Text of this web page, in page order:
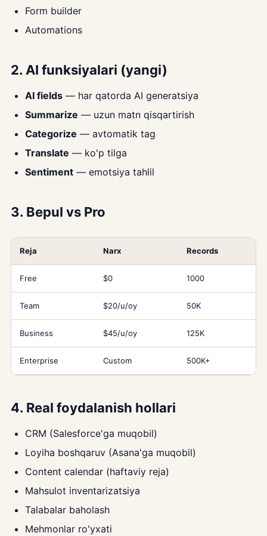
Form builder
Automations
2. AI funksiyalari (yangi)
AI fields — har qatorda AI generatsiya
Summarize — uzun matn qisqartirish
Categorize — avtomatik tag
Translate — ko'p tilga
Sentiment — emotsiya tahlil
3. Bepul vs Pro
Reja Narx Records
Free $0 1000
Team $20/u/oy 50K
Business $45/u/oy 125K
Enterprise Custom 500K+
4. Real foydalanish hollari
CRM (Salesforce'ga muqobil)
Loyiha boshqaruv (Asana'ga muqobil)
Content calendar (haftaviy reja)
Mahsulot inventarizatsiya
Talabalar baholash
Mehmonlar ro'yxati